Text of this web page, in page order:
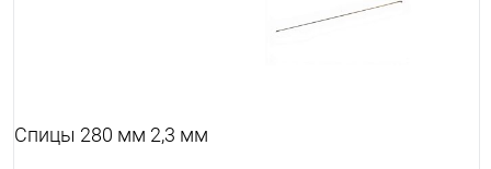
Спицы 280 мм 2,3 мм